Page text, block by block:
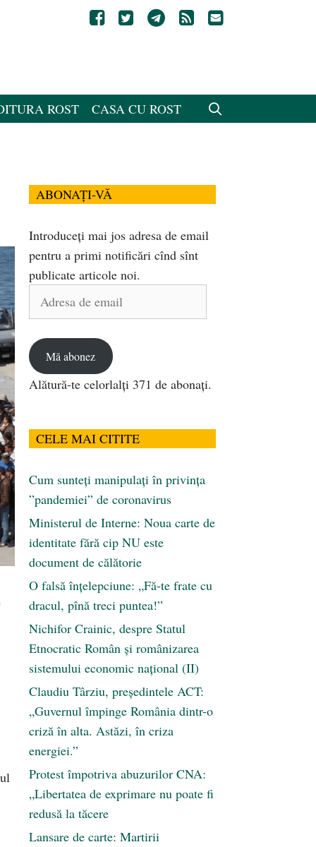
ROST CASA CU ROST
ABONAȚI-VĂ
Introduceți mai jos adresa de email
pentru a primi notificări cînd sînt
publicate articole noi.
Adresa
Mă abonez
Alătură-te celorlalți 371 de abonați.
CELE MAI CITITE
Cum sunteți manipulați în privința
”pandemiei” de coronavirus
Ministerul de Interne: Noua carte de
identitate fără cip NU este
document de călătorie
O falsă înțelepciune: „Fă-te frate cu
dracul, pînă treci puntea!”
Nichifor Crainic, despre Statul
Etnocratic Român şi românizarea
sistemului economic naţional (II)
Claudiu Târziu, președintele ACT:
„Guvernul împinge România dintr-o
criză în alta. Astăzi, în criza
energiei.”
Protest împotriva abuzurilor CNA:
„Libertatea de exprimare nu poate fi
redusă la tăcere
Lansare de carte: Martirii